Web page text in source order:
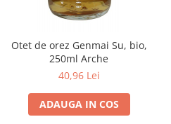
Condimente
Mirodenii
Maioneza bio
Semipreparate
Specialitati si produse asiatice
Otet de orez Genmai Su, bio,
250ml Arche
40,96 Lei
ADAUGA IN COS